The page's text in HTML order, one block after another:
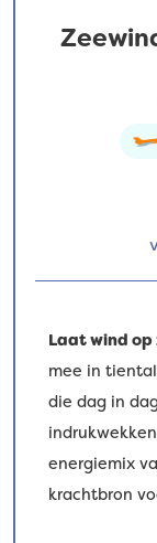
Laat wind
mee in
die dag in
energiemix
krachtbron